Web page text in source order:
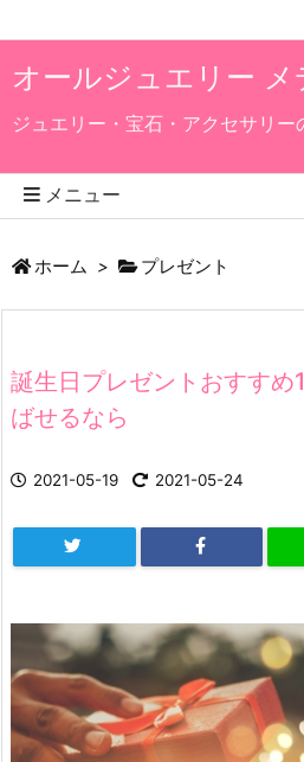
オールジュエリー
ジュエリー・宝石・アクセサリー
メニュー
ホーム > プレゼント
誕生日プレゼントおすす
ばせるなら
2021-05-19 2021-05-24